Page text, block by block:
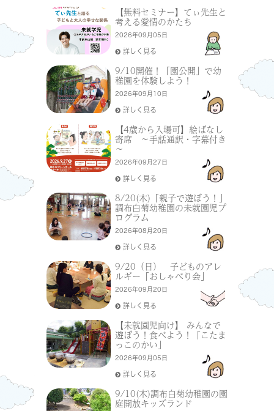
【無料セミナー】てぃ先生と
考える愛情のかたち
2026年09月05日
詳しく見る
9/10開催！「園公開」で幼
稚園を体験しよう！
2026年09月10日
詳しく見る
【4歳から入場可】絵ばなし
寄席 ～手話通訳・字幕付き
～
2026年09月27日
詳しく見る
8/20(木)「親子で遊ぼう！」
調布白菊幼稚園の未就園児プ
ログラム
2026年08月20日
詳しく見る
9/20（日） 子どものアレ
ルギー「おしゃべり会」
2026年09月20日
詳しく見る
【未就園児向け】 みんなで
遊ぼう！食べよう！「こたま
っこのかい」
2026年09月05日
詳しく見る
9/10(木)調布白菊幼稚園の園
庭開放キッズランド